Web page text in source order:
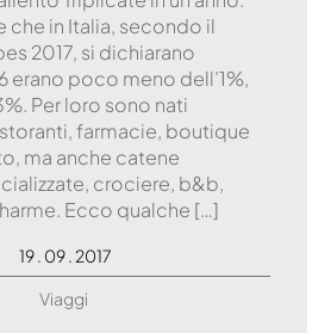
che in Italia, secondo il
2017, si dichiarano
erano poco meno dell’1%,
Per loro sono nati
farmacie, boutique
ma anche catene
crociere, b&b,
Ecco qualche […]
19 . 09 . 2017
Viaggi